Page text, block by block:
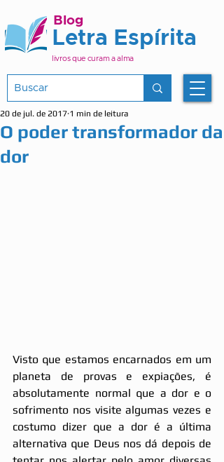
Letra Espírita
Blog
livros que curam a alma
O poder transformador da
dor
20 de jul. de 2017 1 min de leitura
Visto que estamos encarnados em um
planeta de provas e expiações, é
absolutamente normal que a dor e o
sofrimento nos visite algumas vezes e
costumo dizer que a dor é a última
alternativa que Deus nos dá depois de